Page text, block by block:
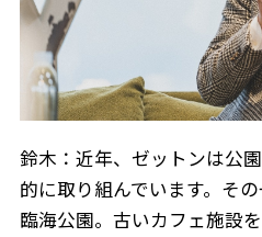
JP
鈴木：近年、ゼットンは公
的に取り組んでいます。そ
臨海公園。古いカフェ施設